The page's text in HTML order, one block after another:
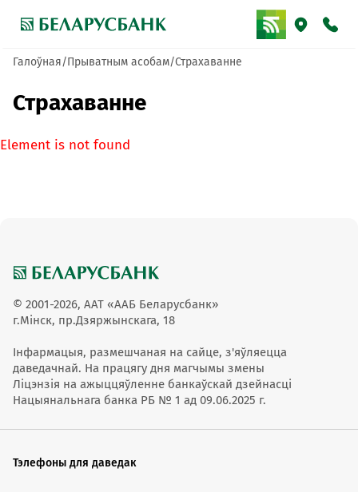
Галоўная Прыватным асобам Страхаванне
Страхаванне
Element is not found
© 2001-2026, ААТ «ААБ Беларусбанк»
г.Мінск, пр.Дзяржынскага, 18
Інфармацыя, размешчаная на сайце, з'яўляецца
даведачнай. На працягу дня магчымы змены
Ліцэнзія на ажыццяўленне банкаўскай дзейнасці
Нацыянальнага банка РБ № 1 ад 09.06.2025 г.
Тэлефоны для даведак